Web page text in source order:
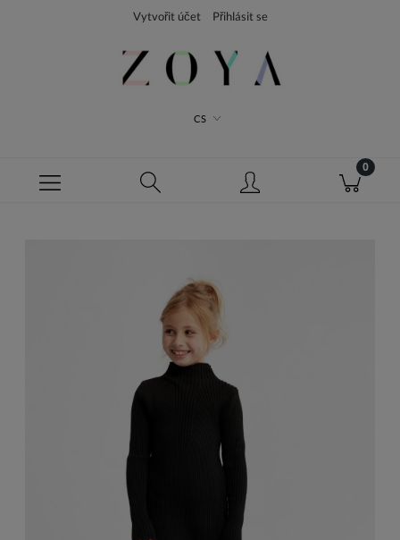
Vytvořit účet Přihlásit se
CS